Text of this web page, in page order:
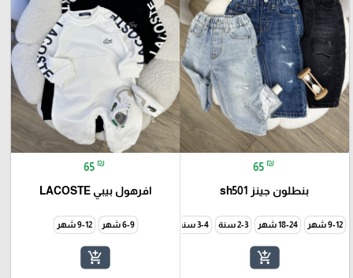
65 ₪
بنطلون جينز sh501
9-12 شهر 18-24 شهر ‏2-3 سنة 3-4 سنة
add_shopping_cart
65 ₪
افرهول بيبي LACOSTE
6-9 شهر 9-12 شهر
add_shopping_cart